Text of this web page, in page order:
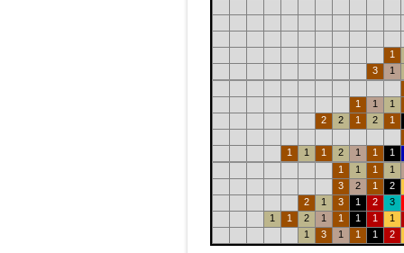
1
3
1
1 1
1
2
2 1 2 1
1 1 1 2 1 1
1
1
1 1
1
3
2 1
2
2
1 3 1 2
3
1
1 2 1 1 1 1
1
1
3 1 1 1 2